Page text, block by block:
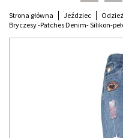
Strona główna Jeździec Odzież
Bryczesy -Patches Denim- Silikon-